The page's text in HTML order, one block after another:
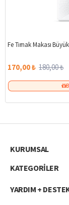
Fe Tırnak Makası Büyük
170,00 ₺ 180,00 ₺
KURUMSAL
KATEGORİLER
YARDIM +